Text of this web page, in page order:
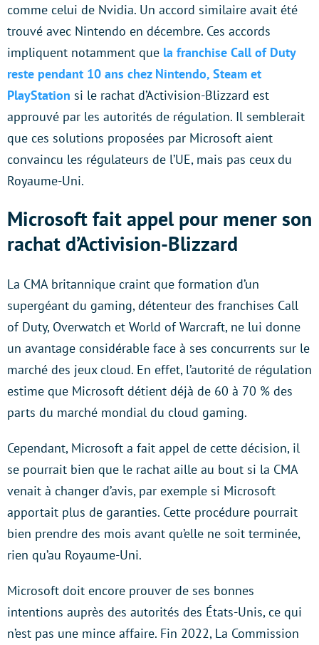
comme celui de Nvidia. Un accord similaire avait été
trouvé avec Nintendo en décembre. Ces accords
impliquent notamment que la franchise Call of Duty
reste pendant 10 ans chez Nintendo, Steam et
PlayStation si le rachat d’Activision-Blizzard est
approuvé par les autorités de régulation. Il semblerait
que ces solutions proposées par Microsoft aient
convaincu les régulateurs de l’UE, mais pas ceux du
Royaume-Uni.
Microsoft fait appel pour mener son
rachat d’Activision-Blizzard
La CMA britannique craint que formation d’un
supergéant du gaming, détenteur des franchises Call
of Duty, Overwatch et World of Warcraft, ne lui donne
un avantage considérable face à ses concurrents sur le
marché des jeux cloud. En effet, l’autorité de régulation
estime que Microsoft détient déjà de 60 à 70 % des
parts du marché mondial du cloud gaming.
Cependant, Microsoft a fait appel de cette décision, il
se pourrait bien que le rachat aille au bout si la CMA
venait à changer d’avis, par exemple si Microsoft
apportait plus de garanties. Cette procédure pourrait
bien prendre des mois avant qu’elle ne soit terminée,
rien qu’au Royaume-Uni.
Microsoft doit encore prouver de ses bonnes
intentions auprès des autorités des États-Unis, ce qui
n’est pas une mince affaire. Fin 2022, La Commission